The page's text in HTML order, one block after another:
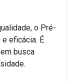
o Pré-
eficácia. É
busca